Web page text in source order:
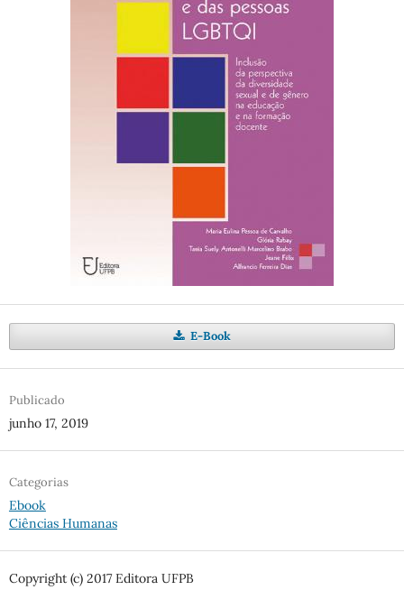
E-Book
Publicado
junho 17, 2019
Categorias
Ebook
Ciências Humanas
Copyright (c) 2017 Editora UFPB